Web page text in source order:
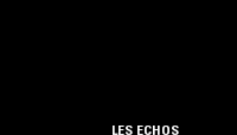
LES ECHOS